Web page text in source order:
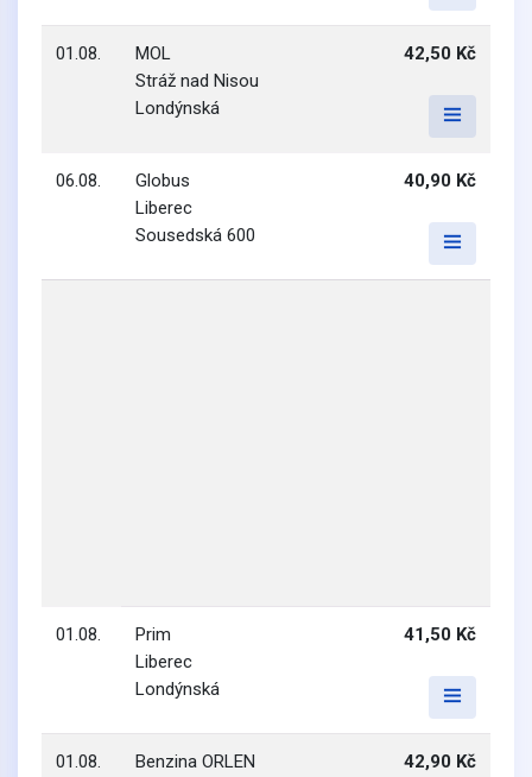
01.08.
MOL
Stráž nad Nisou
Londýnská
42,50 Kč
06.08.
Globus
Liberec
Sousedská 600
40,90 Kč
01.08.
Prim
Liberec
Londýnská
41,50 Kč
01.08.
Benzina ORLEN
42,90 Kč